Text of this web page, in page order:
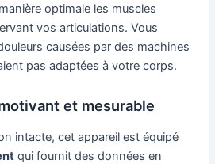
optimale les muscles
vos articulations. Vous
causées par des machines
pas adaptées à votre corps.
et mesurable
intacte, cet appareil est équipé
qui fournit des données en